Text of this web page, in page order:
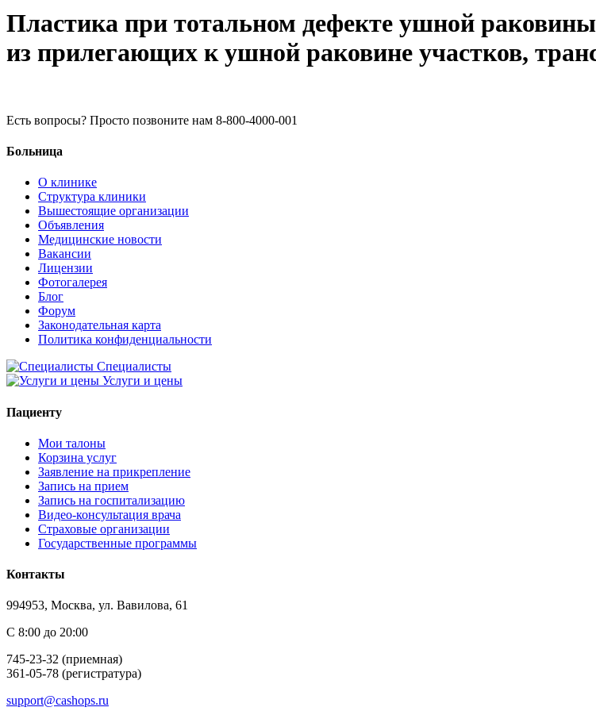
Пластика при тотальном дефекте ушной раковины
из прилегающих к ушной раковине участков,
Есть вопросы? Просто позвоните нам 8-800-4000-001
Больница
О клинике
Структура клиники
Вышестоящие организации
Объявления
Медицинские новости
Вакансии
Лицензии
Фотогалерея
Блог
Форум
Законодательная карта
Политика конфиденциальности
Специалисты
Услуги и цены
Пациенту
Мои талоны
Корзина услуг
Заявление на прикрепление
Запись на прием
Запись на госпитализацию
Видео-консультация врача
Страховые организации
Государственные программы
Контакты
994953, Москва, ул. Вавилова, 61
С 8:00 до 20:00
745-23-32 (приемная)
361-05-78 (регистратура)
support@cashops.ru